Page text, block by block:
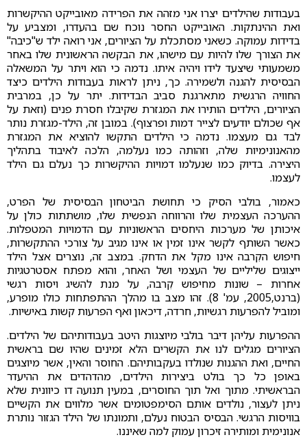
בעבודות שהילדים יצרו אני מזהה את הפרידה מאובייקט ההיקשרות
ואת ההינתקות. האובייקט החסר נוכח שם בהעדרו, ומצביע על
בדידות עמוקה. כשאני מסתכלת על הציורים, אני רואה ילד ש"כיבה"
את הצורך שלו להיות עם מישהו, את הבקשה הראשונית שלו באחר
משמעותי שיצעד לידו ויהיה איתו. נדמה כי הוא ויתר על המשאלה
הבסיסית להגנה ולשמירה. כך, ניתן לראות בעבודות הילדים כיצד
החוויה הרגשית מתארגנת סביב הבדידות. יתר על כן, במרבית
הציורים, הילדים הותירו את המגזרת שקיבלו חסרת פנים (וזאת על
אף שכולם יודעים לצייר דמות ופרצוף). במובן זה, הילד-מגזרת נותר
לבד גם מעצמו. נדמה כי הילדים התקשו להוציא את המגזרת
מהאנונימיות שלה, וזהותה כמו נעלמה, הלכה לאיבוד בתהליך
היצירה. בדיוק כמו שנעלמו דמויות ההיקשרות כך נעלם גם הילד
לעצמו.
כאמור, בולבי הסיק כי תחושת הביטחון הבסיסית של הפרט,
ההערכה העצמית שלו והרווחה הנפשית שלו, מושתתות כולן על
איכותן של מערכות היחסים הראשוניות עם הדמויות המטפלות.
כאשר השותף לקשר אינו זמין או אינו מגיב על צורכי ההתקשרות,
חיפוש הקִרבה אינו מקל את הדחק. במצב זה, נוצרים אצל הילד
ייצוגים שליליים של העצמי ושל האחר, והוא מפתח אסטרטגיות
אחרות – שונות מחיפוש קִרבה, על מנת להשיג ויסות רגשי
(ברנט,2005, עמ' 8). זהו מצב בו מהלך ההתפתחות כולו מופרע,
ומוביל להפרעות רגשיות, חרדה, דיכאון ואף הפרעות קשות באישיות.
ההפרעות עליהן דיבר בולבי מיוצגות היטב בעבודותיהם של הילדים.
הציורים מגלים לנו את הקשרים הלא זמינים שהיו שם בראשית
החיים, ואת ההגנות שנולדו בעקבותיהם. החוסר והאין, אשר מיוצגים
באופן כל כך בולט ביצירות הילדים, מהדהדים את ההיעדר
הבראשיתי. מתוך ואל תוך החוסרים, במעין תנועה דו כיוונית שלא
ניתן לעצור, נולדים אותם הסימפטומים אשר מלווים את הקשיים
בוויסות הרגשי. הבסיס הבטוח נעלם, ותמונתו של הילד הגזור נותרת
אנונימית ומותירה זיכרון עמוק למה שאיננו.